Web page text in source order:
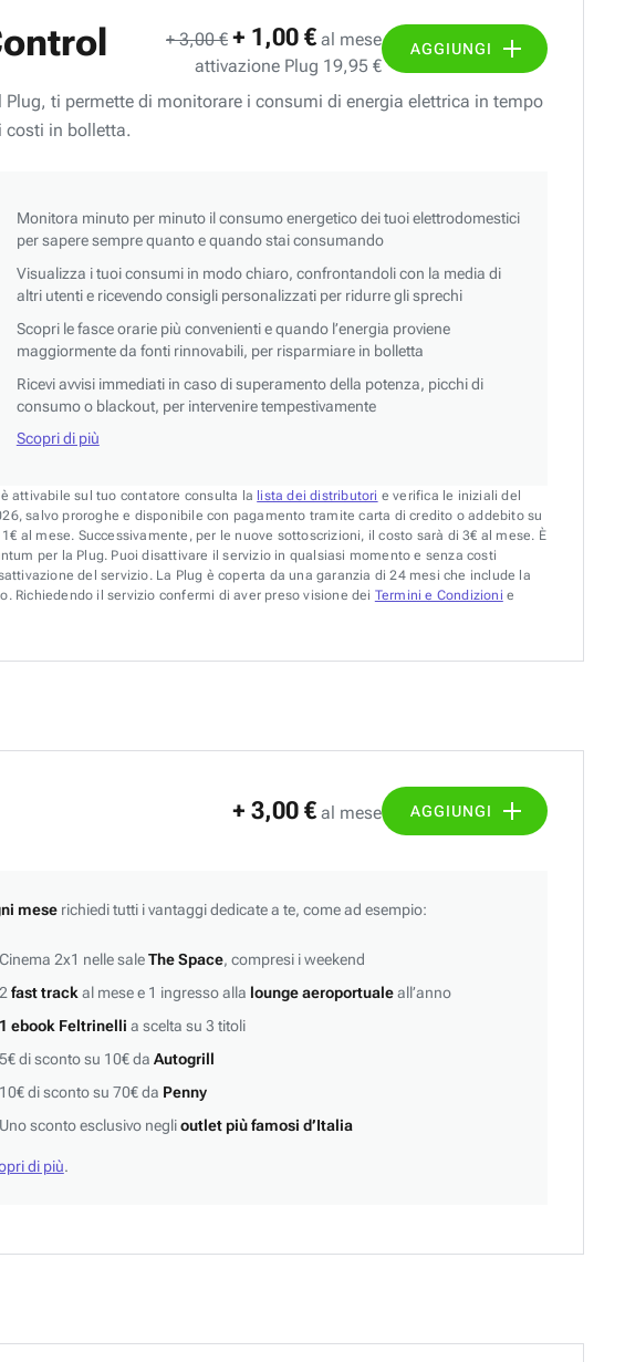
+ 3,00 € + 1,00 € al mese
attivazione Plug 19,95 €
AGGIUNGI
ti permette di monitorare i consumi di energia elettrica in tempo
costi in bolletta.
Monitora minuto per minuto il consumo energetico dei tuoi elettrodomestici
per sapere sempre quanto e quando stai consumando
Visualizza i tuoi consumi in modo chiaro, confrontandoli con la media di
altri utenti e ricevendo consigli personalizzati per ridurre gli sprechi
Scopri le fasce orarie più convenienti e quando l’energia proviene
maggiormente da fonti rinnovabili, per risparmiare in bolletta
Ricevi avvisi immediati in caso di superamento della potenza, picchi di
consumo o blackout, per intervenire tempestivamente
Scopri di più
attivabile sul tuo contatore consulta la lista dei distributori e verifica le iniziali del
salvo proroghe e disponibile con pagamento tramite carta di credito o addebito su
al mese. Successivamente, per le nuove sottoscrizioni, il costo sarà di 3€ al mese. È
per la Plug. Puoi disattivare il servizio in qualsiasi momento e senza costi
del servizio. La Plug è coperta da una garanzia di 24 mesi che include la
Richiedendo il servizio confermi di aver preso visione dei Termini e Condizioni e
+ 3,00 € al mese AGGIUNGI
meserichiedi tutti i vantaggi dedicate a te, come ad esempio:
Cinema 2x1 nelle saleThe Space, compresi i weekend
2 fast track al mese e 1 ingresso alla lounge aeroportualeall’anno
1 ebook Feltrinelli a scelta su 3 titoli
5€ di sconto su 10€ da Autogrill
10€ di sconto su 70€ da Penny
Uno sconto esclusivo neglioutlet più famosi d’Italia
di più.